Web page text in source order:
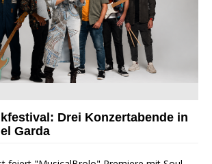
Die "Dirotta su Cuba" zu Gast beim
Drei Konzertabende in
Garda